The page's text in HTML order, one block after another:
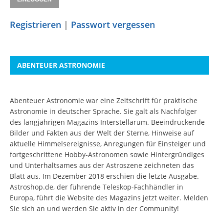
Registrieren | Passwort vergessen
ABENTEUER ASTRONOMIE
Abenteuer Astronomie war eine Zeitschrift für praktische
Astronomie in deutscher Sprache. Sie galt als Nachfolger
des langjährigen Magazins Interstellarum. Beeindruckende
Bilder und Fakten aus der Welt der Sterne, Hinweise auf
aktuelle Himmelsereignisse, Anregungen für Einsteiger und
fortgeschrittene Hobby-Astronomen sowie Hintergründiges
und Unterhaltsames aus der Astroszene zeichneten das
Blatt aus. Im Dezember 2018 erschien die letzte Ausgabe.
Astroshop.de, der führende Teleskop-Fachhändler in
Europa, führt die Website des Magazins jetzt weiter. Melden
Sie sich an und werden Sie aktiv in der Community!